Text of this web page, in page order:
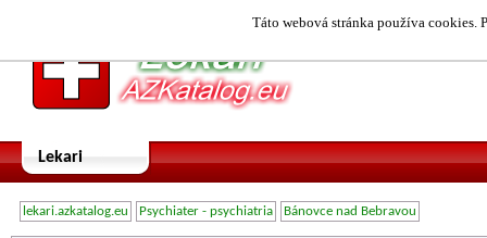
Táto webová stránka používa cookies.
Lekari
lekari.azkatalog.eu Psychiater - psychiatria Bánovce nad Bebravou